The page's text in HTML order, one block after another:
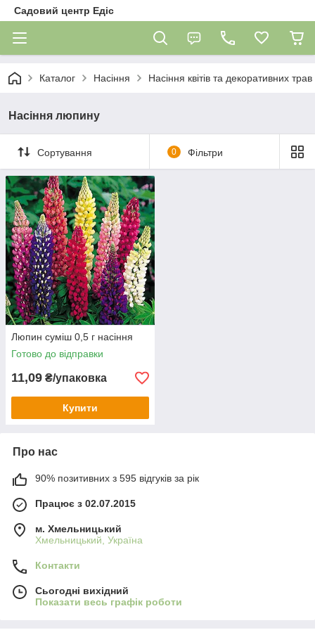
Садовий центр Едіс
Каталог Насіння Насіння квітів та декоративних трав
Насіння люпину
Сортування 0 Фільтри
Люпин суміш 0,5 г насіння
Готово до відправки
11,09 ₴/упаковка
Купити
Про нас
90% позитивних з 595 відгуків за рік
Працює з 02.07.2015
м. Хмельницький
Хмельницький, Україна
Контакти
Сьогодні вихідний
Показати весь графік роботи